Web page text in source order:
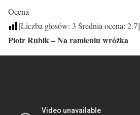
Ocena
[Liczba głosów: 3 Średnia ocena: 2.7]
Piotr Rubik – Na ramieniu wróżka